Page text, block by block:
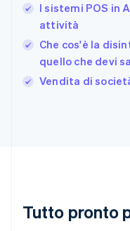
I sistemi POS in
attività
Che cos'è la
quello che devi
Vendita di
Tutto pronto
Germania
DeutschEnglish
Giappone
日本語 English
Gibilterra
English
Lettonia
English